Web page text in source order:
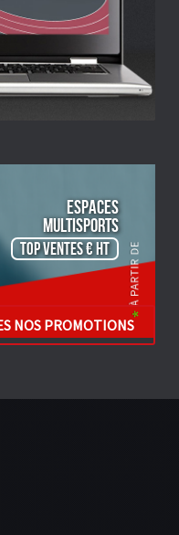
ESPACES
Multisports
TOP VENTES € HT
NOS PROMOTIONS